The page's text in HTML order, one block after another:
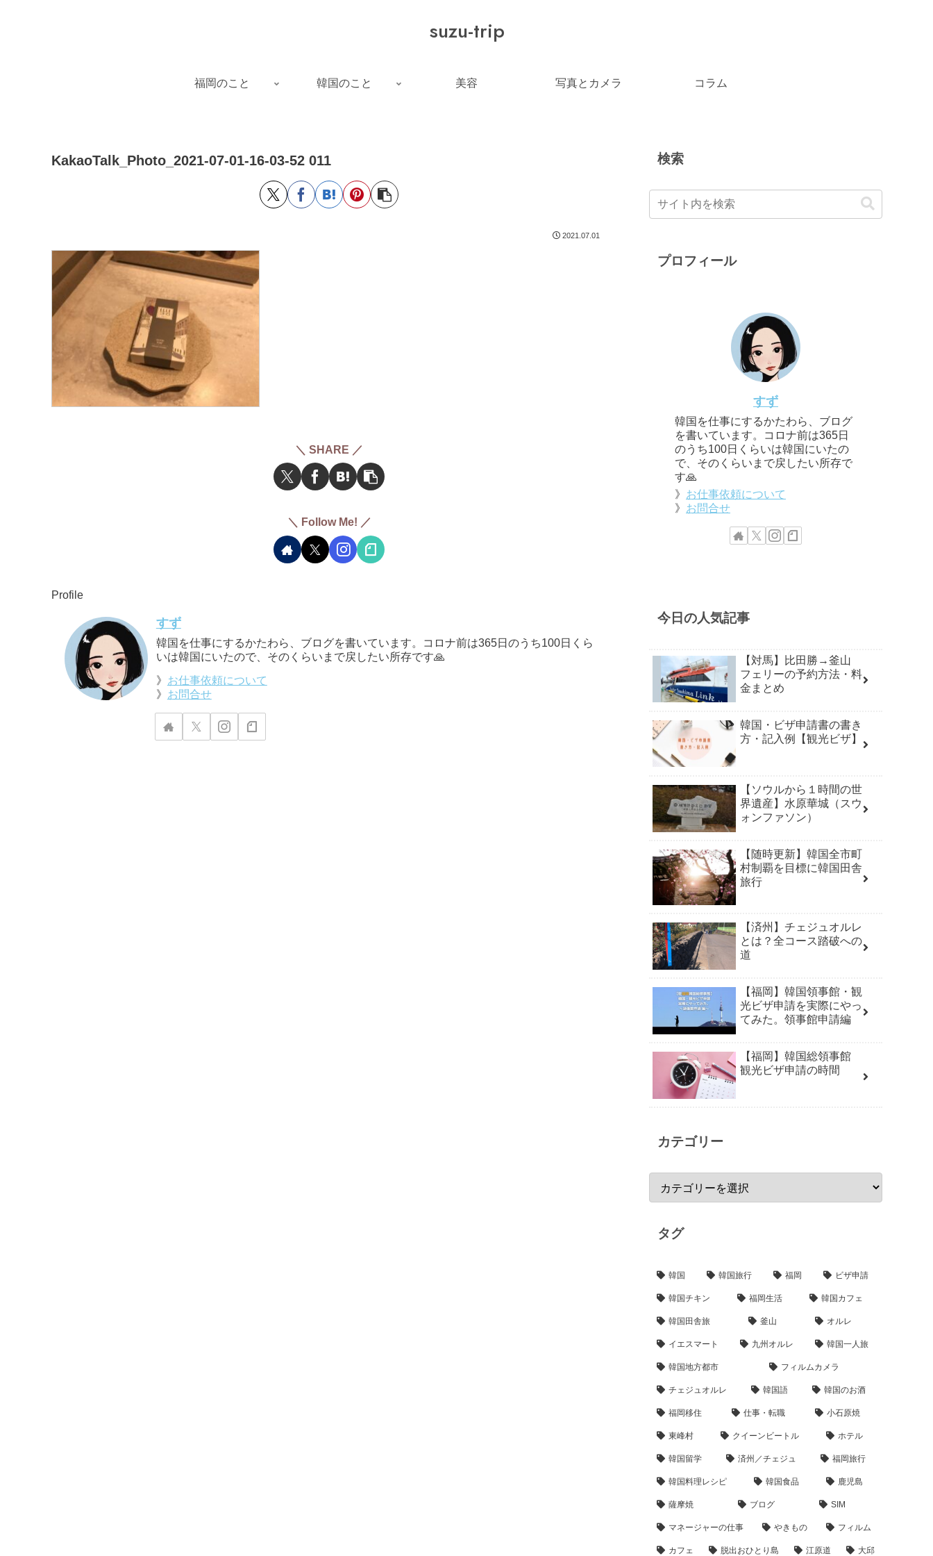
suzu-trip
福岡のこと 韓国のこと 美容 写真とカメラ コラム
KakaoTalk_Photo_2021-07-01-16-03-52 011
2021.07.01
＼ SHARE ／
＼ Follow Me! ／
Profile
すず
韓国を仕事にするかたわら、ブログを書いています。コロナ前は365日のうち100日くら
いは韓国にいたので、そのくらいまで戻したい所存です🙏
》 お仕事依頼について
》 お問合せ
検索
プロフィール
すず
韓国を仕事にするかたわら、ブログ
を書いています。コロナ前は365日
のうち100日くらいは韓国にいたの
で、そのくらいまで戻したい所存で
す🙏
》 お仕事依頼について
》 お問合せ
今日の人気記事
【対馬】比田勝→釜山
フェリーの予約方法・料
金まとめ
韓国・ビザ申請書の書き
方・記入例【観光ビザ】
【ソウルから１時間の世
界遺産】水原華城（スウ
ォンファソン）
【随時更新】韓国全市町
村制覇を目標に韓国田舎
旅行
【済州】チェジュオルレ
とは？全コース踏破への
道
【福岡】韓国領事館・観
光ビザ申請を実際にやっ
てみた。領事館申請編
【福岡】韓国総領事館
観光ビザ申請の時間
カテゴリー
タグ
韓国 韓国旅行 福岡 ビザ申請
韓国チキン 福岡生活 韓国カフェ
韓国田舎旅 釜山 オルレ
イエスマート 九州オルレ 韓国一人旅
韓国地方都市 フィルムカメラ
チェジュオルレ 韓国語 韓国のお酒
福岡移住 仕事・転職 小石原焼
東峰村 クイーンビートル ホテル
韓国留学 済州／チェジュ 福岡旅行
韓国料理レシピ 韓国食品 鹿児島
薩摩焼 ブログ SIM
マネージャーの仕事 やきもの フィルム
カフェ 脱出おひとり島 江原道 大邱